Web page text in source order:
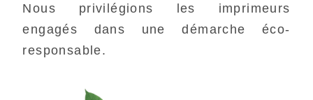
Nous privilégions les imprimeurs
engagés dans une démarche éco-
responsable.